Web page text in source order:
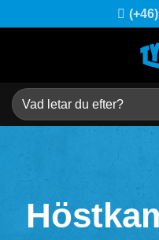
to
Sök
efter: